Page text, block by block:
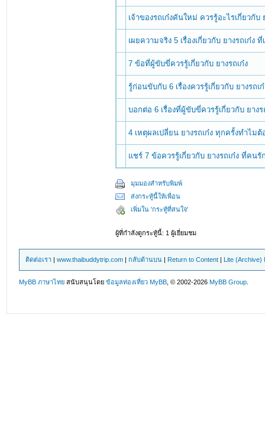
เจ้าของรถเก๋งคันใหม่ ควรรู้อะไรเกี่ยวกับ
เผยความจริง 5 เรื่องเกี่ยวกับ ยางรถเก๋ง
7 ข้อที่ผู้ขับขี่ควรรู้เกี่ยวกับ ยางรถเก๋ง
รู้ก่อนขับกับ 6 เรื่องควรรู้เกี่ยวกับ ยางรถเ
บอกต่อ 6 เรื่องที่ผู้ขับขี่ควรรู้เกี่ยวกับ ยางร
4 เหตุผลเปลี่ยน ยางรถเก๋ง ทุกครั้งทำไมต้
แชร์ 7 ข้อควรรู้เกี่ยวกับ ยางรถเก๋ง ที่คน
มุมมองสำหรับพิมพ์
ส่งกระทู้นี้ให้เพื่อน
เพิ่มใน 'กระทู้ที่สนใจ'
ผู้ที่กำลังดูกระทู้นี้: 1 ผู้เยี่ยมชม
ติดต่อเรา |www.thaibuddytrip.com |กลับด้านบน | Return to Content | Lite (Archive)
MyBB ภาษาไทย สนับสนุนโดยข้อมูลท่องเที่ยว MyBB , © 2002-2026MyBB Group